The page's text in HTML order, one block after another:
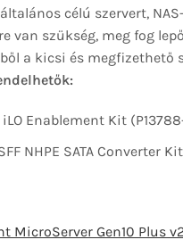
célú szervert,
van szükség, meg fog
a kicsi és megfizethető
Enablement Kit
NHPE SATA Converter
MicroServer Gen10 Plus